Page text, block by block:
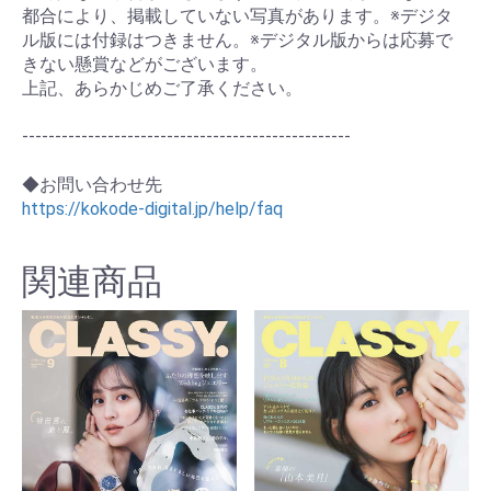
都合により、掲載していない写真があります。※デジタ
ル版には付録はつきません。※デジタル版からは応募で
きない懸賞などがございます。
上記、あらかじめご了承ください。
--------------------------------------------------
◆お問い合わせ先
https://kokode-digital.jp/help/faq
関連商品